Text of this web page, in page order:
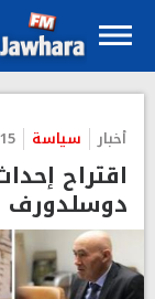
أخبار سياسة
اقتراح
دوسلدورف